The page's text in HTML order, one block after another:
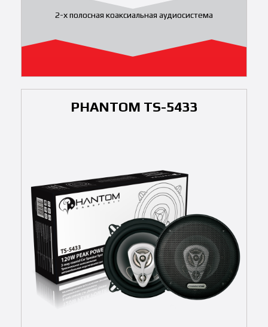
2-х полосная коаксиальная аудиосистема
PHANTOM TS-5433